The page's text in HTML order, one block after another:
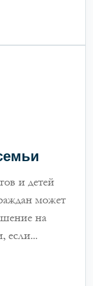
и детей
может
на
если...